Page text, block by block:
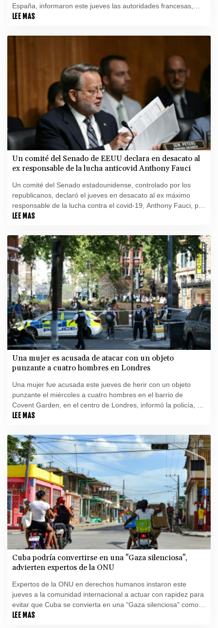
España, informaron este jueves las autoridades francesas,
que indicaron sin embargo en que el virus no está en
LEE MAS
Un comité del Senado de EEUU declara en desacato al
ex responsable de la lucha anticovid Anthony Fauci
Un comité del Senado estadounidense, controlado por los
republicanos, declaró el jueves en desacato al ex máximo
responsable de la lucha contra el covid-19, Anthony Fauci, por
negarse a contestar la semana pasada a las preguntas de los
LEE MAS
Una mujer es acusada de atacar con un objeto
punzante a cuatro hombres en Londres
Una mujer fue acusada este jueves de herir con un objeto
punzante el miércoles a cuatro hombres en el barrio de
Covent Garden, en el centro de Londres, informó la policía, en
un incidente relacionado con "problemas de salud mental".
LEE MAS
Cuba podría convertirse en una "Gaza silenciosa",
advierten expertos de la ONU
Expertos de la ONU en derechos humanos instaron este
jueves a la comunidad internacional a actuar con rapidez para
evitar que Cuba se convierta en una "Gaza silenciosa" como
consecuencia de las sanciones impuestas por Estados Unidos.
LEE MAS